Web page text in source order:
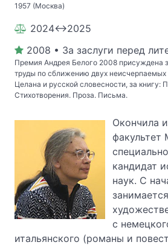
1957 (Москва)
2024↔2025
2008 • За заслуги перед
Премия Андрея Белого 2008 присуждена
труды по сближению двух неисчерпаемых
Целана и русской словесности, за книгу:
Стихотворения. Проза. Письма.
Окончила
факультет
кандидат
наук. С
занимается
с
итальянского (романы и